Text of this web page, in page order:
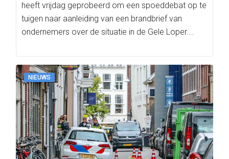
heeft vrijdag geprobeerd om een spoeddebat op te
tuigen naar aanleiding van een brandbrief van
ondernemers over de situatie in de Gele Loper.…
NIEUWS